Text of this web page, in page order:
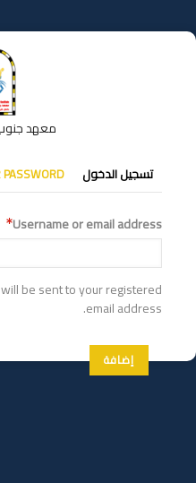
إلى
المحتوى
معهد
التبويبات
الأساسية
تسجيل الدخول PASSWORD
Username or email address
be sent to your registered
email address.